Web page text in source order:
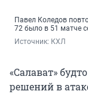
Павел Коледов
72 было в 51 матче
Источник: КХЛ
«Салават»
решений в